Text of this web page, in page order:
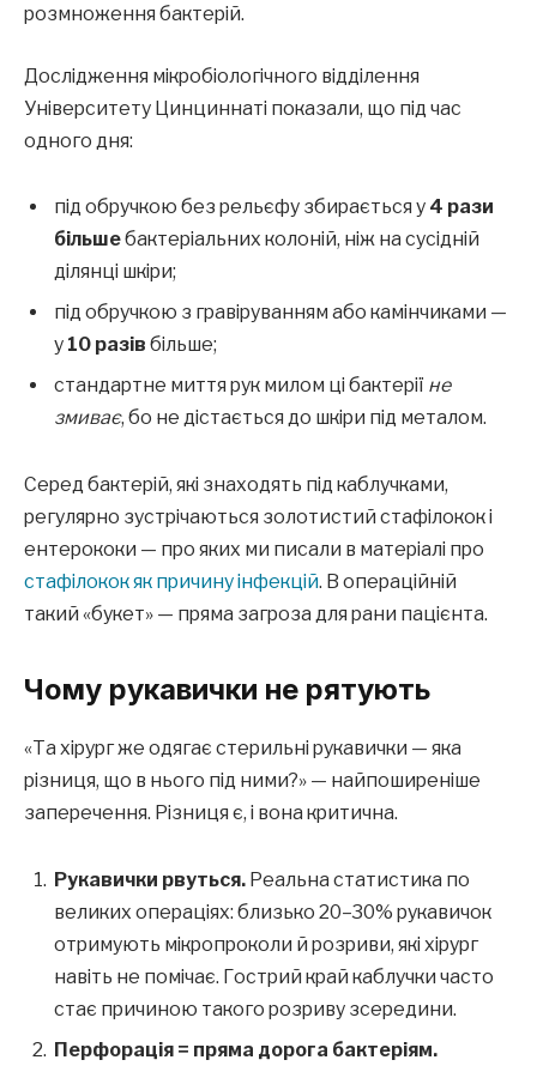
розмноження бактерій.
Дослідження мікробіологічного відділення
Університету Цинциннаті показали, що під час
одного дня:
під обручкою без рельєфу збирається у 4 рази
більшебактеріальних колоній, ніж на сусідній
ділянці шкіри;
під обручкою з гравіруванням або камінчиками —
у 10 разів більше;
стандартне миття рук милом ці бактерії не
змиває, бо не дістається до шкіри під металом.
Серед бактерій, які знаходять під каблучками,
регулярно зустрічаються золотистий стафілокок і
ентерококи — про яких ми писали в матеріалі про
стафілокок як причину інфекцій. В операційній
такий «букет» — пряма загроза для рани пацієнта.
Чому рукавички не рятують
«Та хірург же одягає стерильні рукавички — яка
різниця, що в нього під ними?» — найпоширеніше
заперечення. Різниця є, і вона критична.
Рукавички рвуться. Реальна статистика по
великих операціях: близько 20–30% рукавичок
отримують мікропроколи й розриви, які хірург
навіть не помічає. Гострий край каблучки часто
стає причиною такого розриву зсередини.
Перфорація = пряма дорога бактеріям.